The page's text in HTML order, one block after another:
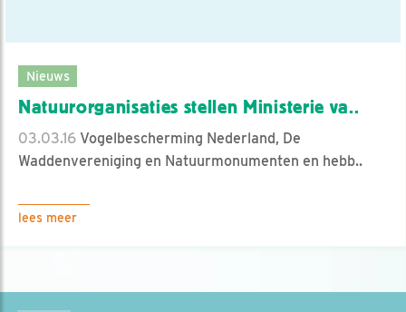
Nieuws
Natuurorganisaties stellen Ministerie va..
03.03.16 Vogelbescherming Nederland, De
Waddenvereniging en Natuurmonumenten en hebb..
lees meer